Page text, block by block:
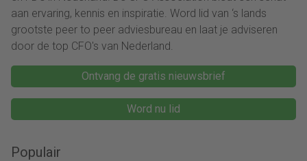
aan ervaring, kennis en inspiratie. Word lid van ‘s lands
grootste peer to peer adviesbureau en laat je adviseren
door de top CFO's van Nederland.
Ontvang de gratis nieuwsbrief
Word nu lid
Populair